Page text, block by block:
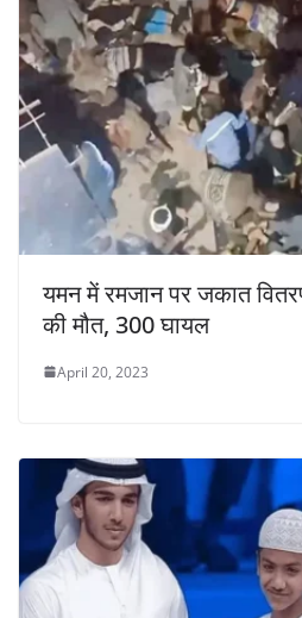
यमन में रमजान पर जकात
की मौत, 300 घायल
April 20, 2023